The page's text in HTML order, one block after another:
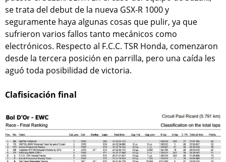
se trata del debut de la nueva GSX-R 1000 y
seguramente haya algunas cosas que pulir, ya que
sufrieron varios fallos tanto mecánicos como
electrónicos. Respecto al F.C.C. TSR Honda, comenzaron
desde la tercera posición en parrilla, pero una caída les
aguó toda posibilidad de victoria.
Clafisicación final